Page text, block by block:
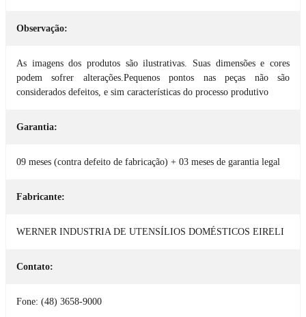
Observação:
As imagens dos produtos são ilustrativas. Suas dimensões e cores
podem sofrer alterações.Pequenos pontos nas peças não são
considerados defeitos, e sim características do processo produtivo
Garantia:
09 meses (contra defeito de fabricação) + 03 meses de garantia legal
Fabricante:
WERNER INDUSTRIA DE UTENSÍLIOS DOMÉSTICOS EIRELI
Contato:
Fone: (48) 3658-9000